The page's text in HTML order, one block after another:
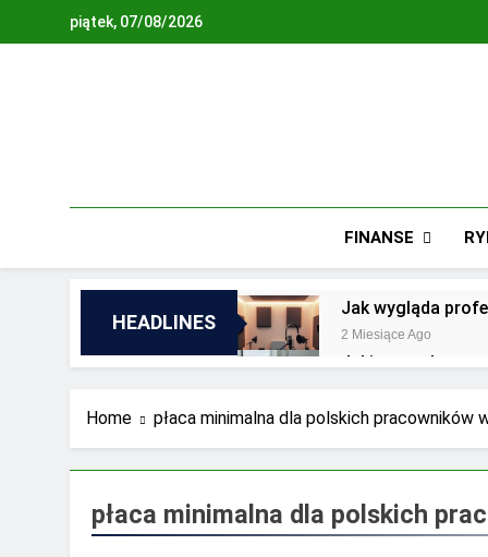
piątek, 07/08/2026
FINANSE
HEADLINES
Jak wygląda
2 Miesiące Ago
Jakie są zalety
Jakie wyzwania
Najnowsze
Półki na
Home płaca minimalna dla polskich pracowników
płaca minimalna dla polskich